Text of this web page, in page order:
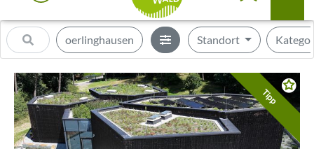
oerlinghausen Standort
Tipp